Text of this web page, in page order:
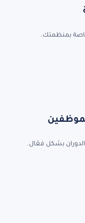
بمنظمتك.
الدوران بشكل فعّال.